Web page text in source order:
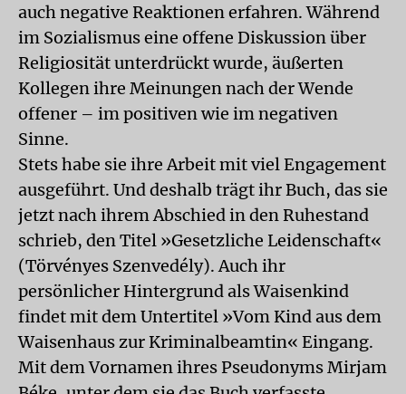
auch negative Reaktionen erfahren. Während
im Sozialismus eine offene Diskussion über
Religiosität unterdrückt wurde, äußerten
Kollegen ihre Meinungen nach der Wende
offener – im positiven wie im negativen
Sinne.
Stets habe sie ihre Arbeit mit viel Engagement
ausgeführt. Und deshalb trägt ihr Buch, das sie
jetzt nach ihrem Abschied in den Ruhestand
schrieb, den Titel »Gesetzliche Leidenschaft«
(Törvényes Szenvedély). Auch ihr
persönlicher Hintergrund als Waisenkind
findet mit dem Untertitel »Vom Kind aus dem
Waisenhaus zur Kriminalbeamtin« Eingang.
Mit dem Vornamen ihres Pseudonyms Mirjam